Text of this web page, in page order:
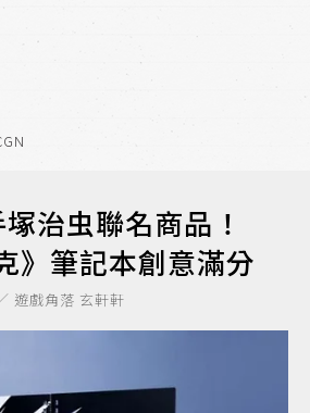
治虫聯名商品！
》筆記本創意滿分
遊戲角落 玄軒軒